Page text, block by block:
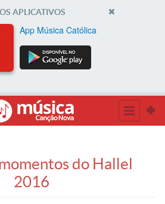
APLICATIVOS
App Música Católica
do Hallel
2016